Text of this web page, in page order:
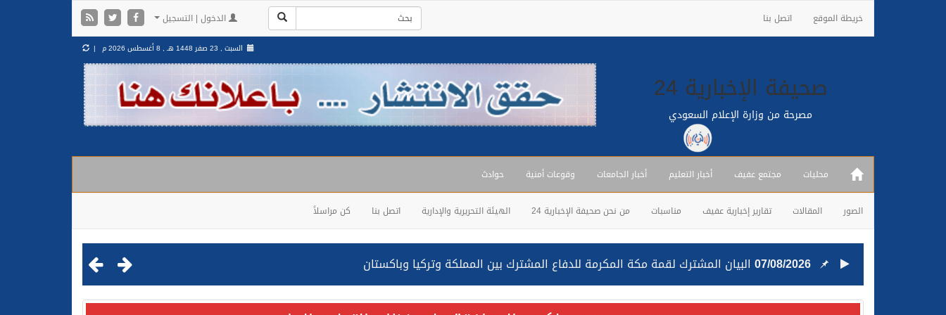
خريطة الموقع اتصل بنا الدخول | التسجيل
صحيفة الإخبارية 24
مصرحة من وزارة الإعلام السعودي
السبت , 23 صفر 1448 هـ , 8 أغسطس 2026 م |
محليات مجتمع عفيف أخبار التعليم أخبار الجامعات وقوعات أمنية حوادث
الصور المقالات تقارير إخبارية عفيف مناسبات من نحن صحيفة الإخبارية 24 الهيئة التحريرية والإدارية اتصل بنا كن مراسلاً
07/08/2026 البيان المشترك لقمة مكة المكرمة للدفاع المشترك بين المملكة وتركيا وباكستان
25/07/2026قيادة القوات المشتركة للتحالف: نفذنا عملية رد عسكري متناسبة لأهداف عسكرية مشروعة تابعة للمليشيا الحوثية الإرهابية في محافظة الحديدة